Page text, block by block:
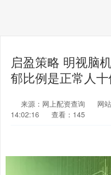
启盈策略 明视脑
郁比例是正常人
来源：网上配资查询 网
14:02:16
查看：145